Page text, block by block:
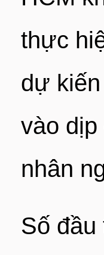
thực
dự
vào dịp
nhân
Số